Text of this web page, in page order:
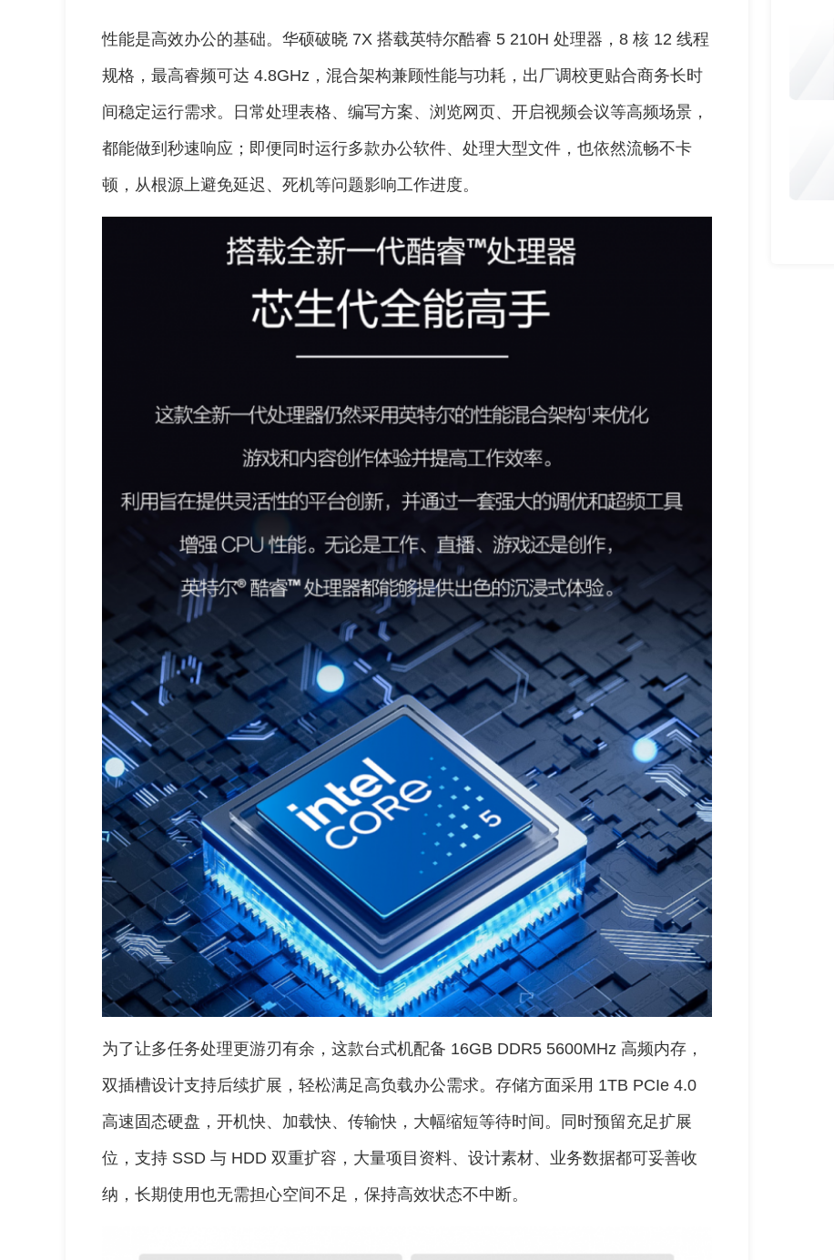
性能是高效办公的基础。华硕破晓 7X 搭载英特尔酷睿 5 210H 处理器，8 核 12 线程
规格，最高睿频可达 4.8GHz，混合架构兼顾性能与功耗，出厂调校更贴合商务长时
间稳定运行需求。日常处理表格、编写方案、浏览网页、开启视频会议等高频场景，
都能做到秒速响应；即便同时运行多款办公软件、处理大型文件，也依然流畅不卡
顿，从根源上避免延迟、死机等问题影响工作进度。
为了让多任务处理更游刃有余，这款台式机配备 16GB DDR5 5600MHz 高频内存，
双插槽设计支持后续扩展，轻松满足高负载办公需求。存储方面采用 1TB PCIe 4.0
高速固态硬盘，开机快、加载快、传输快，大幅缩短等待时间。同时预留充足扩展
位，支持 SSD 与 HDD 双重扩容，大量项目资料、设计素材、业务数据都可妥善收
纳，长期使用也无需担心空间不足，保持高效状态不中断。